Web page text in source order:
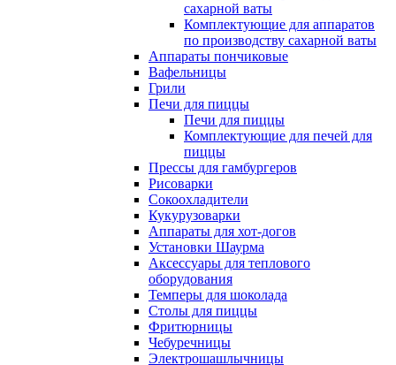
сахарной ваты
Комплектующие для аппаратов
по производству сахарной ваты
Аппараты пончиковые
Вафельницы
Грили
Печи для пиццы
Печи для пиццы
Комплектующие для печей для
пиццы
Прессы для гамбургеров
Рисоварки
Сокоохладители
Кукурузоварки
Аппараты для хот-догов
Установки Шаурма
Аксессуары для теплового
оборудования
Темперы для шоколада
Столы для пиццы
Фритюрницы
Чебуречницы
Электрошашлычницы